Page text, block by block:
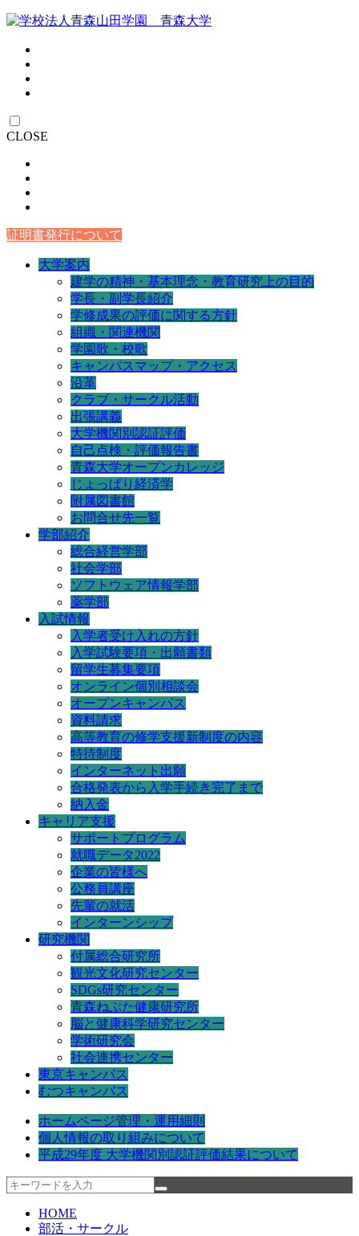
CLOSE
証明書発行について
大学案内
建学の精神・基本理念・教育研究上の目的
学長・副学長紹介
学修成果の評価に関する方針
組織・関連機関
学園歌・校歌
キャンパスマップ・アクセス
沿革
クラブ・サークル活動
出張講義
大学機関別認証評価
自己点検・評価報告書
青森大学オープンカレッジ
じょっぱり経済学
附属図書館
お問合せ先一覧
学部紹介
総合経営学部
社会学部
ソフトウェア情報学部
薬学部
入試情報
入学者受け入れの方針
入学試験要項・出願書類
留学生募集要項
オンライン個別相談会
オープンキャンパス
資料請求
高等教育の修学支援新制度の内容
特待制度
インターネット出願
合格発表から入学手続き完了まで
納入金
キャリア支援
サポートプログラム
就職データ2022
企業の皆様へ
公務員講座
先輩の就活
インターンシップ
研究機関
付属総合研究所
観光文化研究センター
SDGs研究センター
青森ねぶた健康研究所
脳と健康科学研究センター
学術研究会
社会連携センター
東京キャンパス
むつキャンパス
ホームページ管理・運用細則
個人情報の取り組みについて
平成29年度 大学機関別認証評価結果について
HOME
部活・サークル